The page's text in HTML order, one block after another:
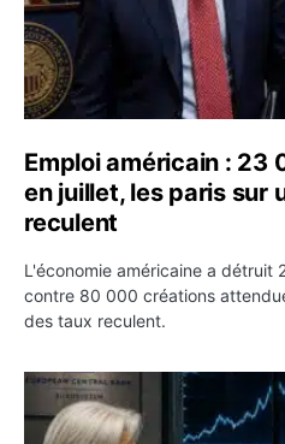
Emploi américain :
en juillet, les paris sur
reculent
L'économie américaine a détruit
contre 80 000 créations
des taux reculent.
Yen : Washington a vendu